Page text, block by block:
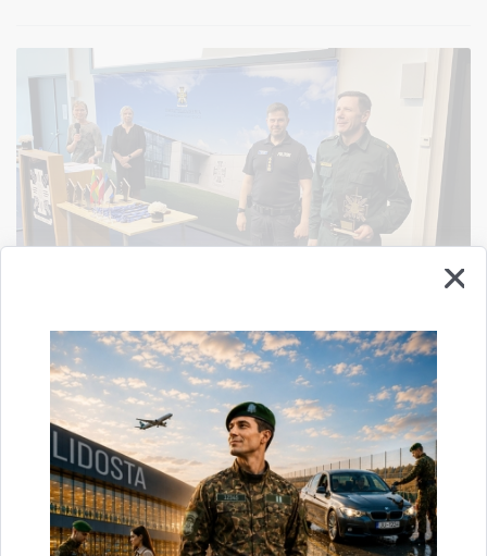
stiprināja starptautisko sadarbību
24.04.2024.
No 2024.gada 16. līdz 18.aprīlim Valsts robežsardzes koledžas komanda
piedalījās Triju Baltijas valstu Robežsardzes mācību iestāžu robežsargu
profesionālajās sporta sacensībās, kuras šogad rīkoja…
robežsardze Igaunija starptautiskā sadarbība